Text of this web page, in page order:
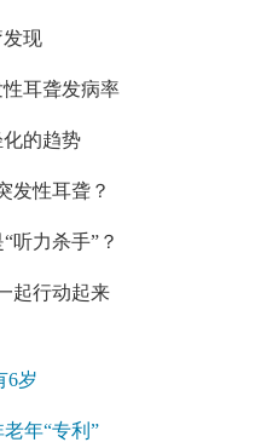
发现
耳聋发病率
的趋势
发性耳聋？
听力杀手”？
起行动起来
6岁
年“专利”